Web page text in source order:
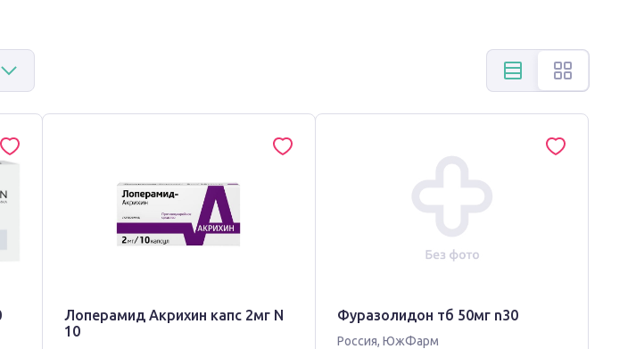
Лоперамид Акрихин капс 2мг N
10
Фуразолидон тб 50мг n30
Россия,ЮжФарм